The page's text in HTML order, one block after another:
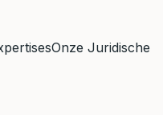
Onze Juridische